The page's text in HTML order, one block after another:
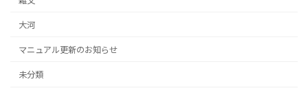
大河
マニュアル更新のお知らせ
未分類